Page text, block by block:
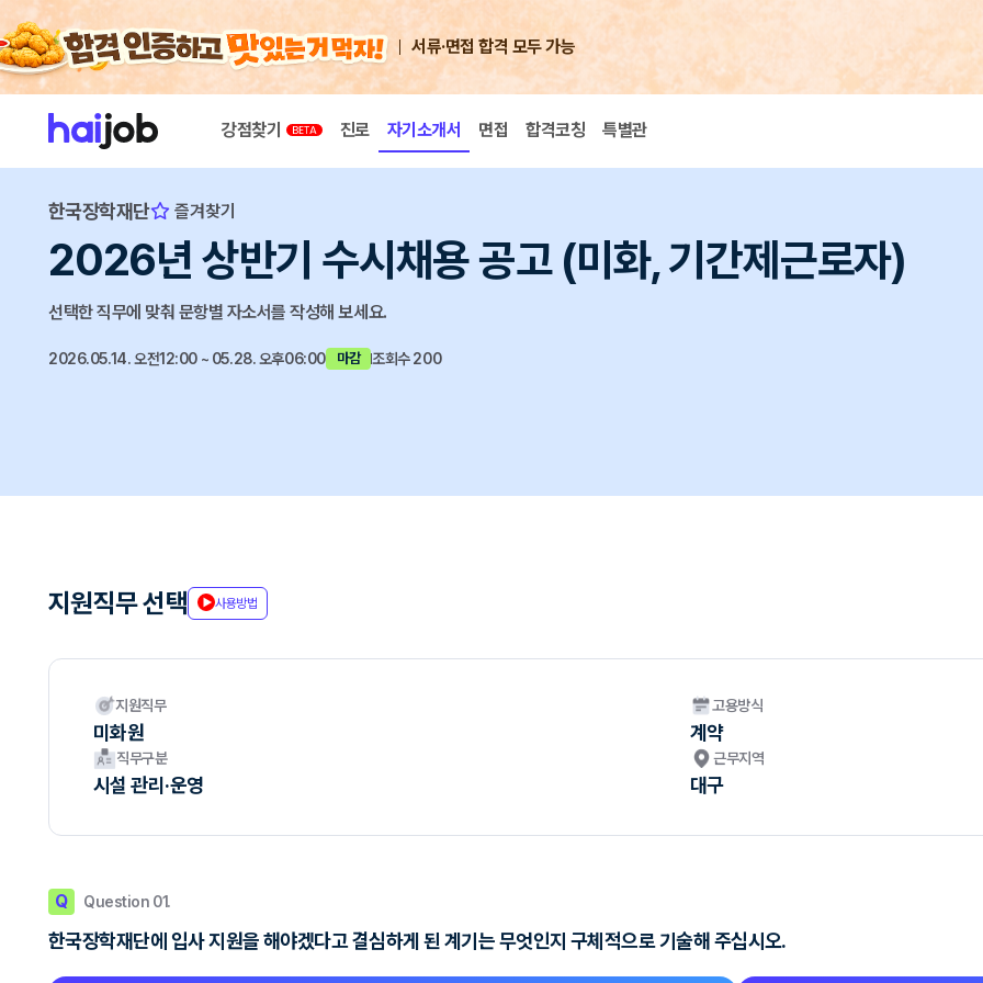
서류·면접 합격 모두 가능
강점찾기 진로 자기소개서 면접 합격코칭 특별관
한국장학재단 즐겨찾기
2026년 상반기 수시채용 공고 (미화, 기간제근로자)
선택한 직무에 맞춰 문항별 자소서를 작성해 보세요.
2026.05.14. 오전12:00 ~ 05.28. 오후06:00 마감 조회수 200
지원직무 선택 사용방법
지원직무
미화원
고용방식
계약
직무구분
시설 관리·운영
근무지역
대구
Q Question 01.
한국장학재단에 입사 지원을 해야겠다고 결심하게 된 계기는 무엇인지 구체적으로 기술해 주십시오.